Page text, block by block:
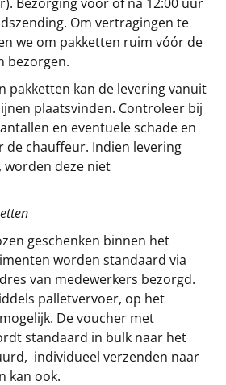
Om vertragingen te
we om pakketten ruim vóór de
bezorgen.
pakketten kan de levering vanuit
plaatsvinden. Controleer bij
en eventuele schade en
chauffeur. Indien levering
worden deze niet
geschenken binnen het
worden standaard via
van medewerkers bezorgd.
palletvervoer, op het
De voucher met
standaard in bulk naar het
individueel verzenden naar
kan ook.